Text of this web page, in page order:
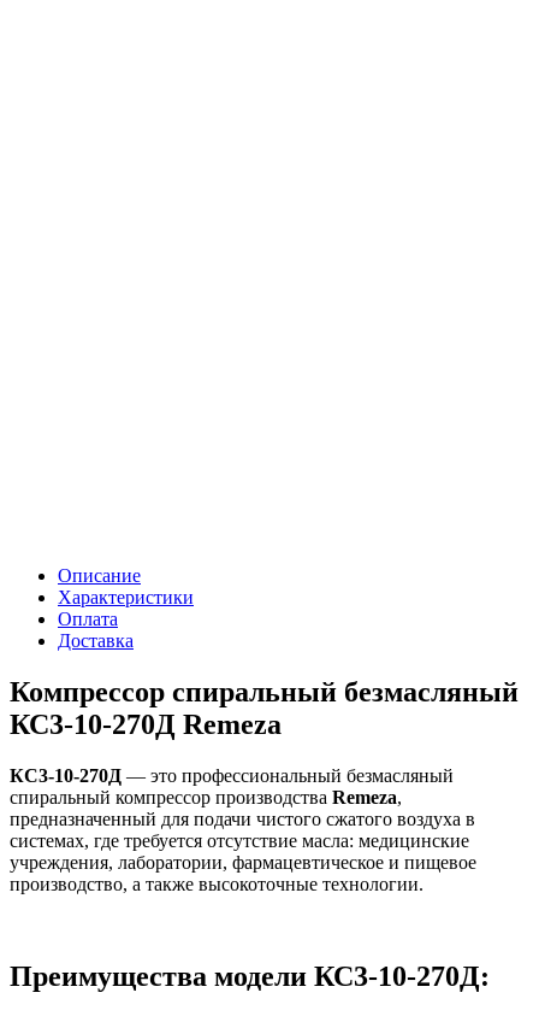
Описание
Характеристики
Оплата
Доставка
Компрессор спиральный безмасляный
КС3-10-270Д Remeza
КС3-10-270Д — это профессиональный безмасляный
спиральный компрессор производства Remeza,
предназначенный для подачи чистого сжатого воздуха в
системах, где требуется отсутствие масла: медицинские
учреждения, лаборатории, фармацевтическое и пищевое
производство, а также высокоточные технологии.
Преимущества модели КС3-10-270Д: